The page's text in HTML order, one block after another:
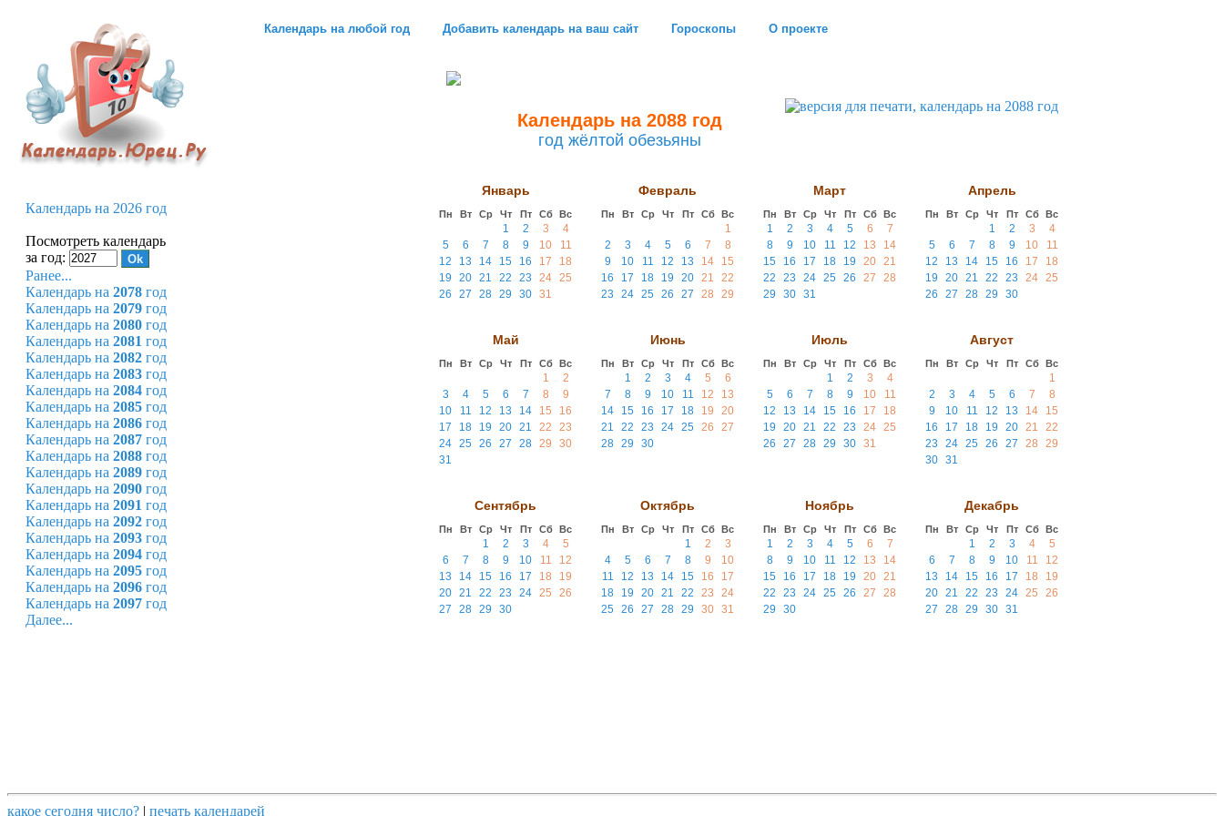
Календарь на любой год Добавить календарь на ваш сайт Гороскопы О проекте
Календарь на 2088 год
год жёлтой обезьяны
Январь
Пн Вт Ср Чт Пт Сб Вс
1 2 3
4
5
6 7 8 9 10
11
12
13 14 15 16 17
18
19
20 21 22 23 24 25
26
27 28 29 30 31
Февраль
Пн Вт Ср Чт Пт Сб Вс
1
2
3 4 5 6 7
8
9
10 11 12 13 14
15
16
17 18 19 20 21
22
23
24 25 26 27 28 29
Март
Пн Вт Ср Чт Пт Сб Вс
1 2 3 4 5 6
7
8
9 10 11 12 13
14
15
16 17 18 19 20 21
22
23 24 25 26 27
28
29
30 31
Апрель
Пн Вт Ср Чт Пт Сб Вс
1 2 3
4
5
6 7 8 9 10
11
12
13 14 15 16 17
18
19
20 21 22 23 24 25
26
27 28 29 30
Май
Пн Вт Ср Чт Пт Сб Вс
1
2
3
4 5 6 7 8
9
10
11 12 13 14 15
16
17
18 19 20 21 22
23
24 25 26 27 28 29
30
31
Июнь
Пн Вт Ср Чт Пт Сб Вс
1 2 3 4 5
6
7
8 9 10 11 12
13
14
15 16 17 18 19
20
21
22 23 24 25 26
27
28 29 30
Июль
Пн Вт Ср Чт Пт Сб Вс
1 2 3
4
5
6 7 8 9 10
11
12
13 14 15 16 17
18
19
20 21 22 23 24 25
26
27 28 29 30 31
Август
Пн Вт Ср Чт Пт Сб Вс
1
2
3 4 5 6 7
8
9
10 11 12 13 14
15
16
17 18 19 20 21
22
23
24 25 26 27 28
29
30 31
Сентябрь
Пн Вт Ср Чт Пт Сб Вс
1 2 3 4
5
6
7 8 9 10 11
12
13
14 15 16 17 18
19
20 21 22 23 24 25
26
27
28 29 30
Октябрь
Пн Вт Ср Чт Пт Сб Вс
1 2
3
4
5 6 7 8 9
10
11
12 13 14 15 16
17
18
19 20 21 22 23
24
25
26 27 28 29 30 31
Ноябрь
Пн Вт Ср Чт Пт Сб Вс
1 2 3 4 5 6
7
8
9 10 11 12 13
14
15
16 17 18 19 20 21
22
23 24 25 26 27
28
29
30
Декабрь
Пн Вт Ср Чт Пт Сб Вс
1 2 3 4
5
6
7 8 9 10 11
12
13
14 15 16 17 18
19
20 21 22 23 24 25
26
27
28 29 30 31
Календарь на 2026 год
Посмотреть календарь
за год:
Ранее...
Календарь на 2078 год
Календарь на 2079 год
Календарь на 2080 год
Календарь на 2081 год
Календарь на 2082 год
Календарь на 2083 год
Календарь на 2084 год
Календарь на 2085 год
Календарь на 2086 год
Календарь на 2087 год
Календарь на 2088 год
Календарь на 2089 год
Календарь на 2090 год
Календарь на 2091 год
Календарь на 2092 год
Календарь на 2093 год
Календарь на 2094 год
Календарь на 2095 год
Календарь на 2096 год
Календарь на 2097 год
Далее...
какое сегодня число? | печать календарей